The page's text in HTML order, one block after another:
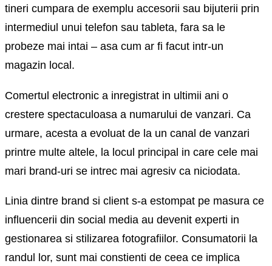
tineri cumpara de exemplu accesorii sau bijuterii prin
intermediul unui telefon sau tableta, fara sa le
probeze mai intai – asa cum ar fi facut intr-un
magazin local.
Comertul electronic a inregistrat in ultimii ani o
crestere spectaculoasa a numarului de vanzari. Ca
urmare, acesta a evoluat de la un canal de vanzari
printre multe altele, la locul principal in care cele mai
mari brand-uri se intrec mai agresiv ca niciodata.
Linia dintre brand si client s-a estompat pe masura ce
influencerii din social media au devenit experti in
gestionarea si stilizarea fotografiilor. Consumatorii la
randul lor, sunt mai constienti de ceea ce implica